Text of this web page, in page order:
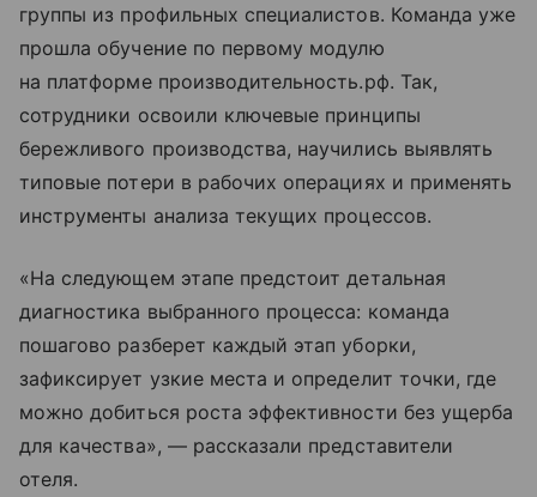
группы из профильных специалистов. Команда уже
прошла обучение по первому модулю
на платформе производительность.рф. Так,
сотрудники освоили ключевые принципы
бережливого производства, научились выявлять
типовые потери в рабочих операциях и применять
инструменты анализа текущих процессов.
«На следующем этапе предстоит детальная
диагностика выбранного процесса: команда
пошагово разберет каждый этап уборки,
зафиксирует узкие места и определит точки, где
можно добиться роста эффективности без ущерба
для качества», — рассказали представители
отеля.